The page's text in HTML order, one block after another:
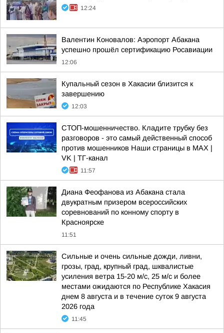
12:24
Валентин Коновалов: Аэропорт Абакана
успешно прошёл сертификацию Росавиации
12:06
Купальный сезон в Хакасии близится к
завершению
12:03
СТОП-мошенничество. Кладите трубку без
разговоров - это самый действенный способ
против мошенников Наши страницы в MAX |
VK | ТГ-канал
11:57
Диана Феофанова из Абакана стала
двукратным призером всероссийских
соревнований по конному спорту в
Красноярске
11:51
Сильные и очень сильные дожди, ливни,
грозы, град, крупный град, шквалистые
усиления ветра 15-20 м/с, 25 м/с и более
местами ожидаются по Республике Хакасия
днем 8 августа и в течение суток 9 августа
2026 года
11:45